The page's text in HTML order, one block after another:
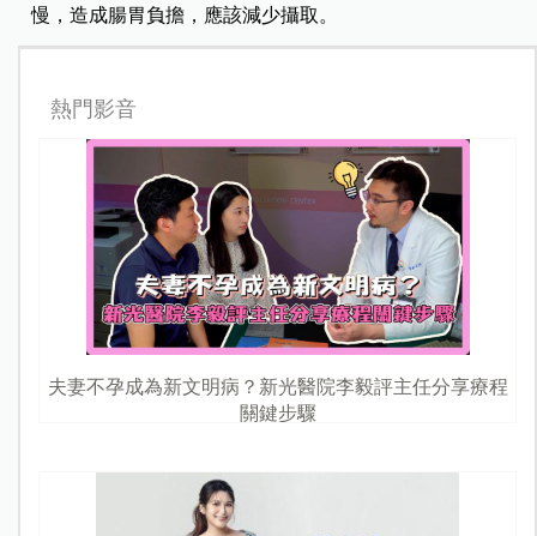
慢，造成腸胃負擔，應該減少攝取。
熱門影音
夫妻不孕成為新文明病？新光醫院李毅評主任分享療程
關鍵步驟